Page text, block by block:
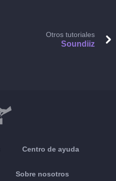
Otros tutoriales
Soundiiz
Centro de ayuda
Sobre nosotros